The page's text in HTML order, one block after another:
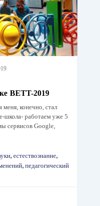
BETT-2019
конечно, стал
школа- работаем уже 5
сервисов Google,
, естествознание,
, педагогический